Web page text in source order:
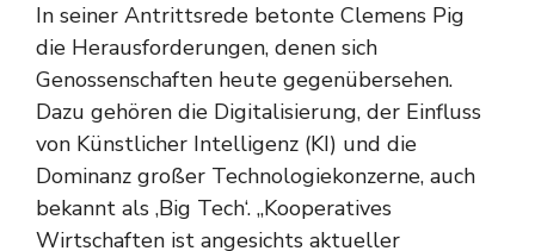
In seiner Antrittsrede betonte Clemens Pig
die Herausforderungen, denen sich
Genossenschaften heute gegenübersehen.
Dazu gehören die Digitalisierung, der Einfluss
von Künstlicher Intelligenz (KI) und die
Dominanz großer Technologiekonzerne, auch
bekannt als ‚Big Tech‘. „Kooperatives
Wirtschaften ist angesichts aktueller